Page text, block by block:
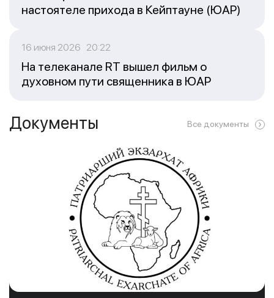
настоятеле прихода в Кейптауне (ЮАР)
16 июня 2026 20:22
На телеканале RT вышел фильм о
духовном пути священника в ЮАР
Документы Все документы